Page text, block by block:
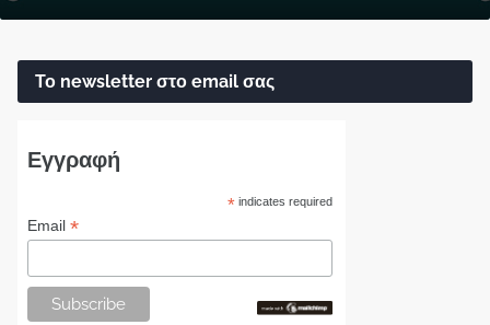
Το newsletter στο email σας
Εγγραφή
* indicates required
Email *